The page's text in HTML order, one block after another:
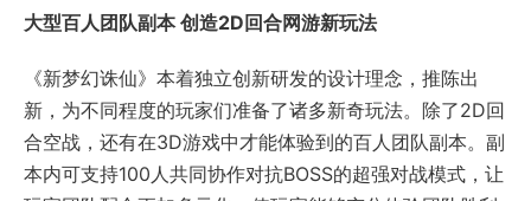
大型百人团队副本 创造2D回合网游新玩法
《新梦幻诛仙》本着独立创新研发的设计理念，推陈出
新，为不同程度的玩家们准备了诸多新奇玩法。除了2D回
合空战，还有在3D游戏中才能体验到的百人团队副本。副
本内可支持100人共同协作对抗BOSS的超强对战模式，让